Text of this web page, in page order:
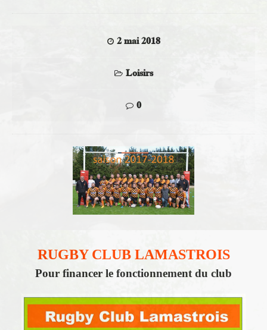
2 mai 2018
Loisirs
0
RUGBY CLUB LAMASTROIS
Pour financer le fonctionnement du club